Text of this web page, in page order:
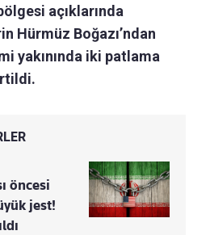
açıklarında
Hürmüz Boğazı’ndan
yakınında iki patlama
öncesi
jest!